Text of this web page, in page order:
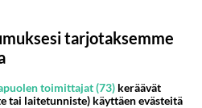
aika urpoa sakkia...
Kommentoi
tarjotaksemme
toimittajat (73) keräävät
tai laitetunniste) käyttäen evästeitä